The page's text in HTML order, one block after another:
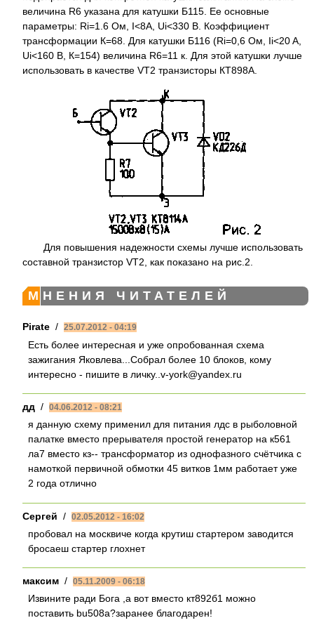
величина R6 указана для катушки Б115. Ее основные
параметры: Ri=1.6 Ом, I<8А, Ui<330 В. Коэффициент
трансформации К=68. Для катушки Б116 (Ri=0,6 Ом, Ii<20 A,
Ui<160 В, К=154) величина R6=11 к. Для этой катушки лучше
использовать в качестве VT2 транзисторы КТ898А.
Для повышения надежности схемы лучше использовать
составной транзистор VT2, как показано на рис.2.
МНЕНИЯ ЧИТАТЕЛЕЙ
Pirate / 25.07.2012 - 04:19
Есть более интересная и уже опробованная схема
зажигания Яковлева...Собрал более 10 блоков, кому
интересно - пишите в личку..v-york@yandex.ru
дд / 04.06.2012 - 08:21
я данную схему применил для питания лдс в рыболовной
палатке вместо прерывателя простой генератор на к561
ла7 вместо кз-- трансформатор из однофазного счётчика с
намоткой первичной обмотки 45 витков 1мм работает уже
2 года отлично
Сергей / 02.05.2012 - 16:02
пробовал на москвиче когда крутиш стартером заводится
бросаеш стартер глохнет
максим / 05.11.2009 - 06:18
Извините ради Бога ,а вот вместо кт892б1 можно
поставить bu508a?заранее благодарен!